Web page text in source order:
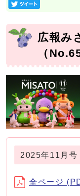
広報み
（
2025年11月号
全ページ